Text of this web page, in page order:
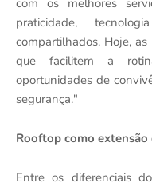
praticidade,
compartilhados. Hoje,
que facilitem a
oportunidades de
segurança."
Rooftop como extensão
Entre os diferenciais